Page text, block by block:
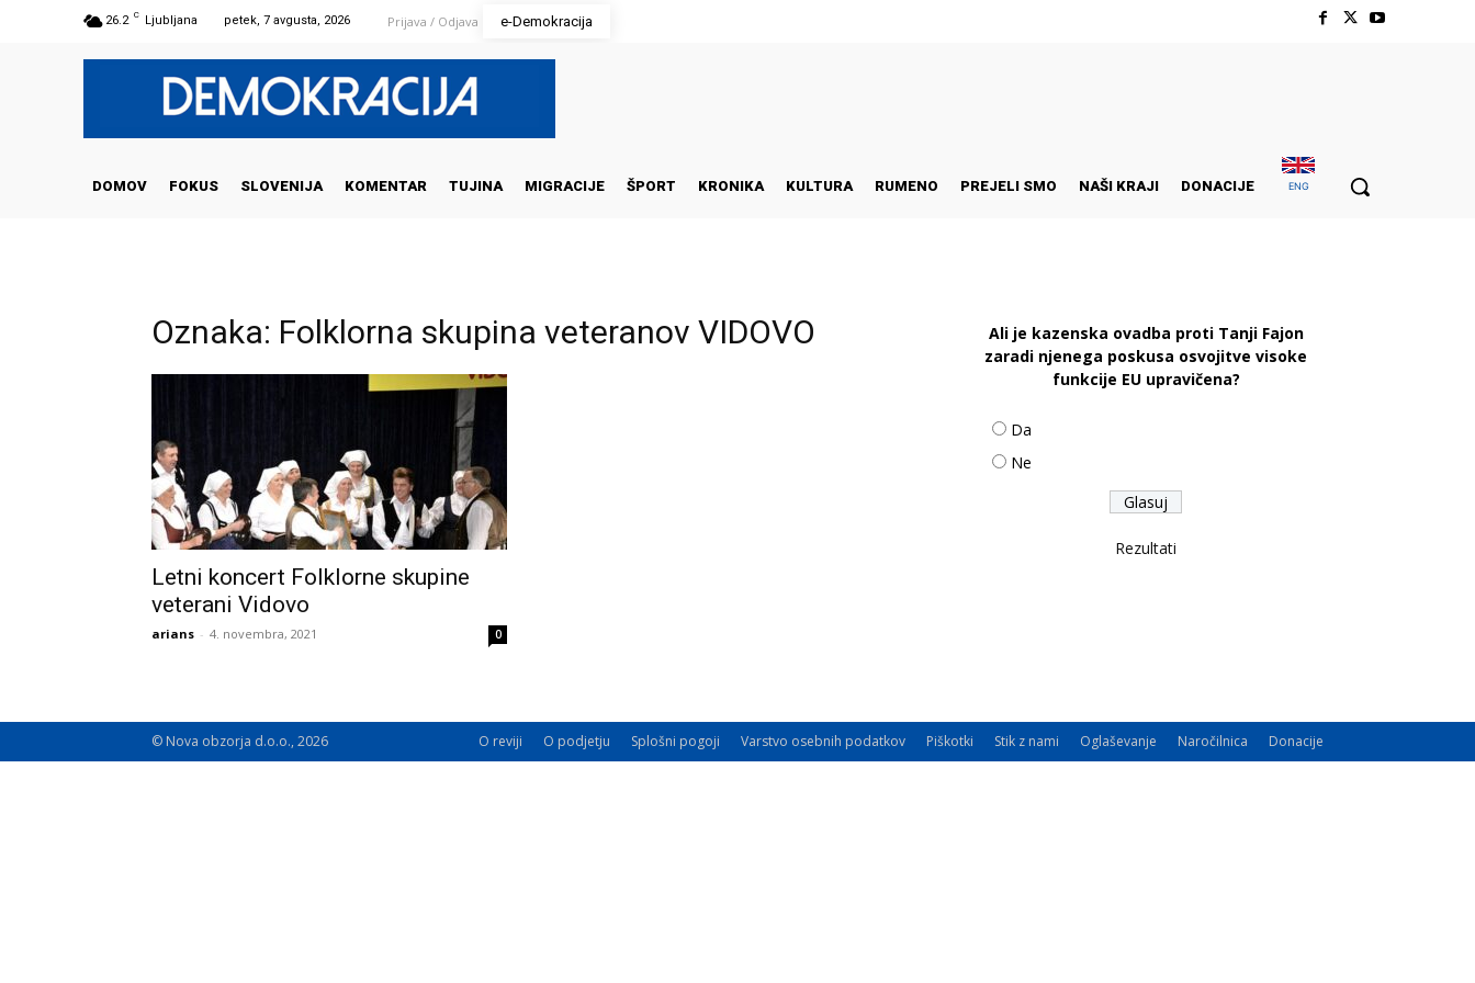
26.2 C Ljubljana petek, 7 avgusta, 2026 Prijava / Odjava e-Demokracija
DOMOV FOKUS SLOVENIJA KOMENTAR TUJINA MIGRACIJE ŠPORT KRONIKA KULTURA RUMENO PREJELI SMO NAŠI KRAJI DONACIJE ENG
Oznaka: Folklorna skupina veteranov VIDOVO
Letni koncert Folklorne skupine
veterani Vidovo
arians - 4. novembra, 2021 0
Ali je kazenska ovadba proti Tanji Fajon
zaradi njenega poskusa osvojitve visoke
funkcije EU upravičena?
Da
Ne
Rezultati
O reviji O podjetju Splošni pogoji Varstvo osebnih podatkov Piškotki Stik z nami Oglaševanje Naročilnica Donacije
© Nova obzorja d.o.o., 2026